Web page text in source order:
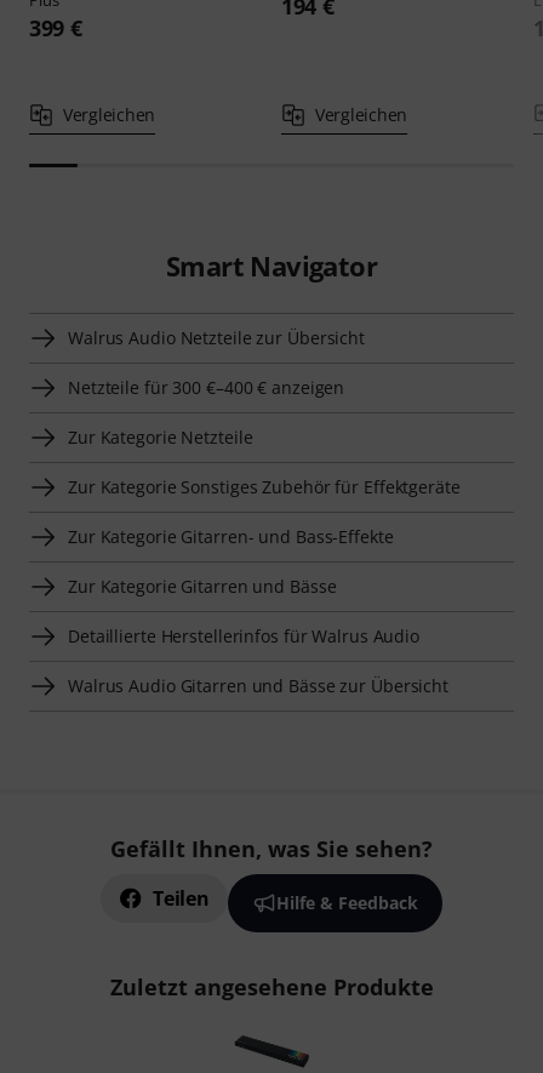
399 €
Vergleichen Vergleichen
Smart Navigator
Walrus Audio Netzteile zur Übersicht
Netzteile für 300 €–400 € anzeigen
Zur Kategorie Netzteile
Zur Kategorie Sonstiges Zubehör für Effektgeräte
Zur Kategorie Gitarren- und Bass-Effekte
Zur Kategorie Gitarren und Bässe
Detaillierte Herstellerinfos für Walrus Audio
Walrus Audio Gitarren und Bässe zur Übersicht
Gefällt Ihnen, was Sie sehen?
Teilen Hilfe & Feedback
Zuletzt angesehene Produkte